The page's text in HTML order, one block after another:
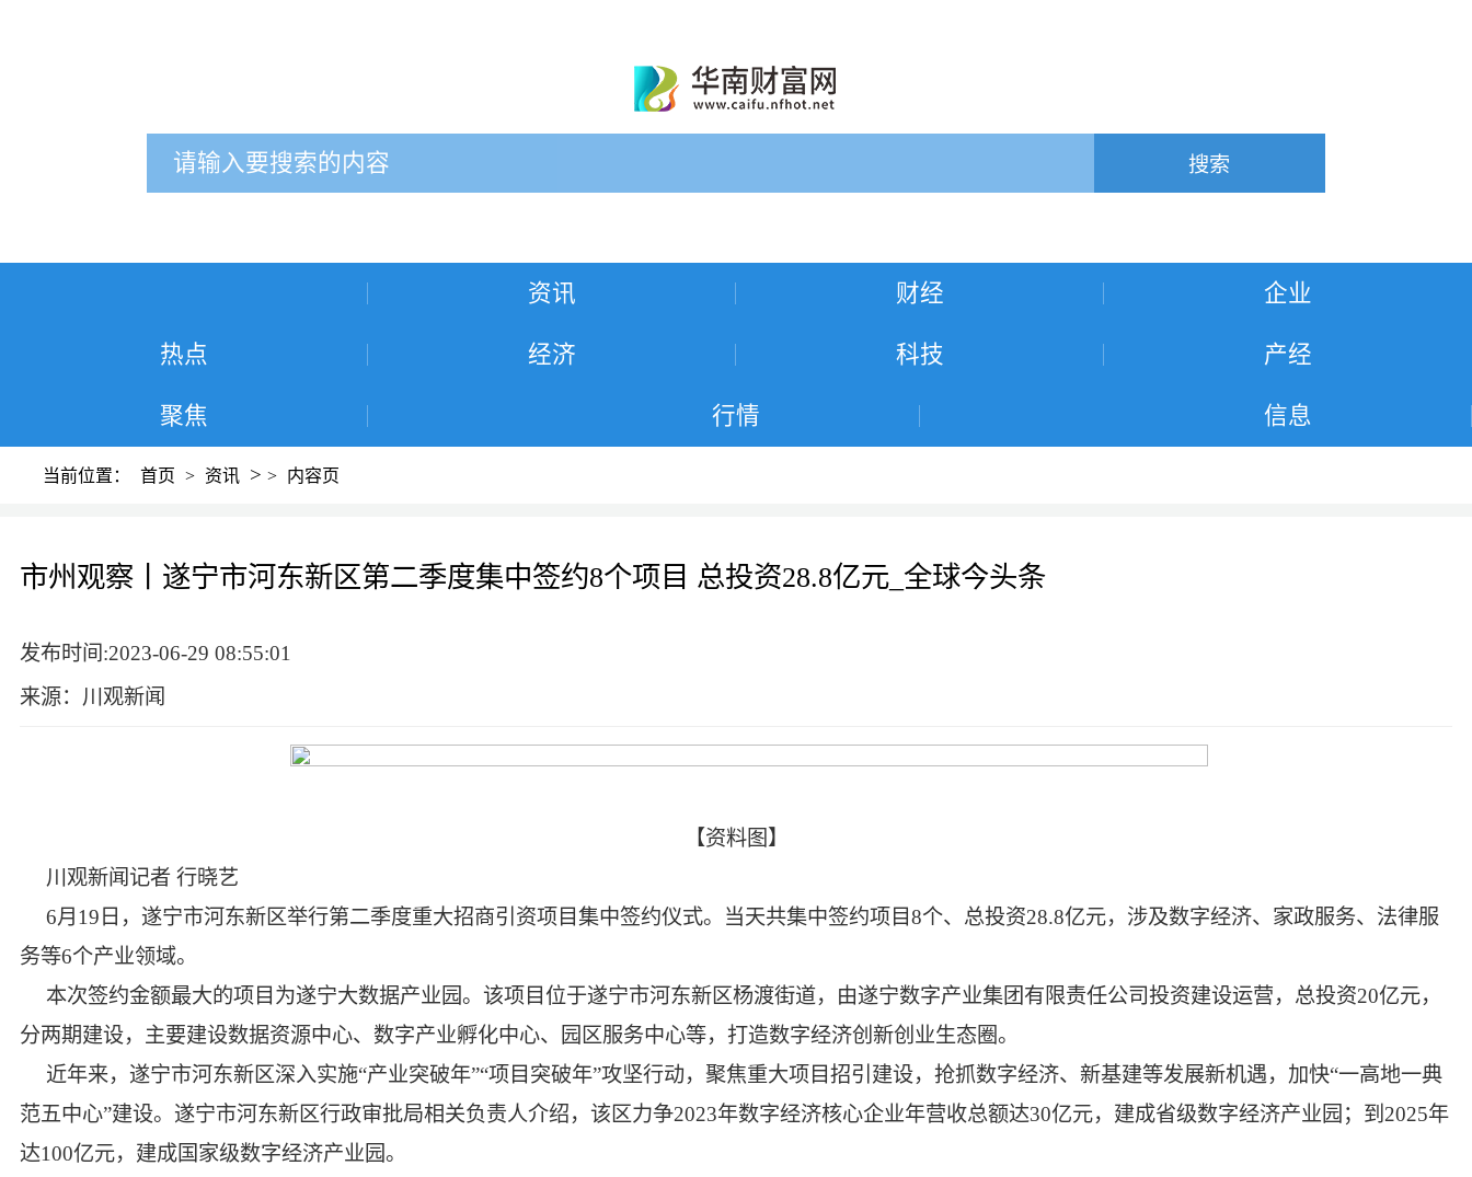
搜索
资讯 财经 企业
热点 经济 科技 产经
聚焦 行情 信息
当前位置： 首页 > 资讯 >> 内容页
市州观察丨遂宁市河东新区第二季度集中签约8个项目 总投资28.8亿元_全球今头条
发布时间:2023-06-29 08:55:01
来源：川观新闻
【资料图】
川观新闻记者 行晓艺
6月19日，遂宁市河东新区举行第二季度重大招商引资项目集中签约仪式。当天共集中签约项目8个、总投资28.8亿元，涉及数字经济、家政服务、法律服
务等6个产业领域。
本次签约金额最大的项目为遂宁大数据产业园。该项目位于遂宁市河东新区杨渡街道，由遂宁数字产业集团有限责任公司投资建设运营，总投资20亿元，
分两期建设，主要建设数据资源中心、数字产业孵化中心、园区服务中心等，打造数字经济创新创业生态圈。
近年来，遂宁市河东新区深入实施“产业突破年”“项目突破年”攻坚行动，聚焦重大项目招引建设，抢抓数字经济、新基建等发展新机遇，加快“一高地一典
范五中心”建设。遂宁市河东新区行政审批局相关负责人介绍，该区力争2023年数字经济核心企业年营收总额达30亿元，建成省级数字经济产业园；到2025年
达100亿元，建成国家级数字经济产业园。